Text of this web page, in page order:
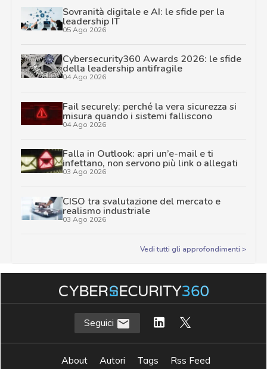
Sovranità digitale e AI: le sfide per la
leadership IT
05 Ago 2026
Cybersecurity360 Awards 2026: le sfide
della leadership antifragile
04 Ago 2026
Fail securely: perché la vera sicurezza si
misura quando i sistemi falliscono
04 Ago 2026
Falla in Outlook: apri un’e-mail e ti
infettano, non servono più link o allegati
03 Ago 2026
CISO tra svalutazione del mercato e
realismo industriale
03 Ago 2026
Vedi tutti gli approfondimenti >
Seguici
About Autori Tags
Rss Feed